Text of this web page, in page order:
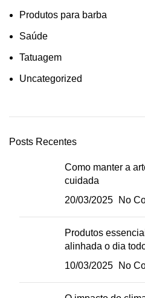
Produtos para barba
Saúde
Tatuagem
Uncategorized
Posts Recentes
Como manter a
cuidada
20/03/2025
No
Produtos
alinhada o dia
10/03/2025
No